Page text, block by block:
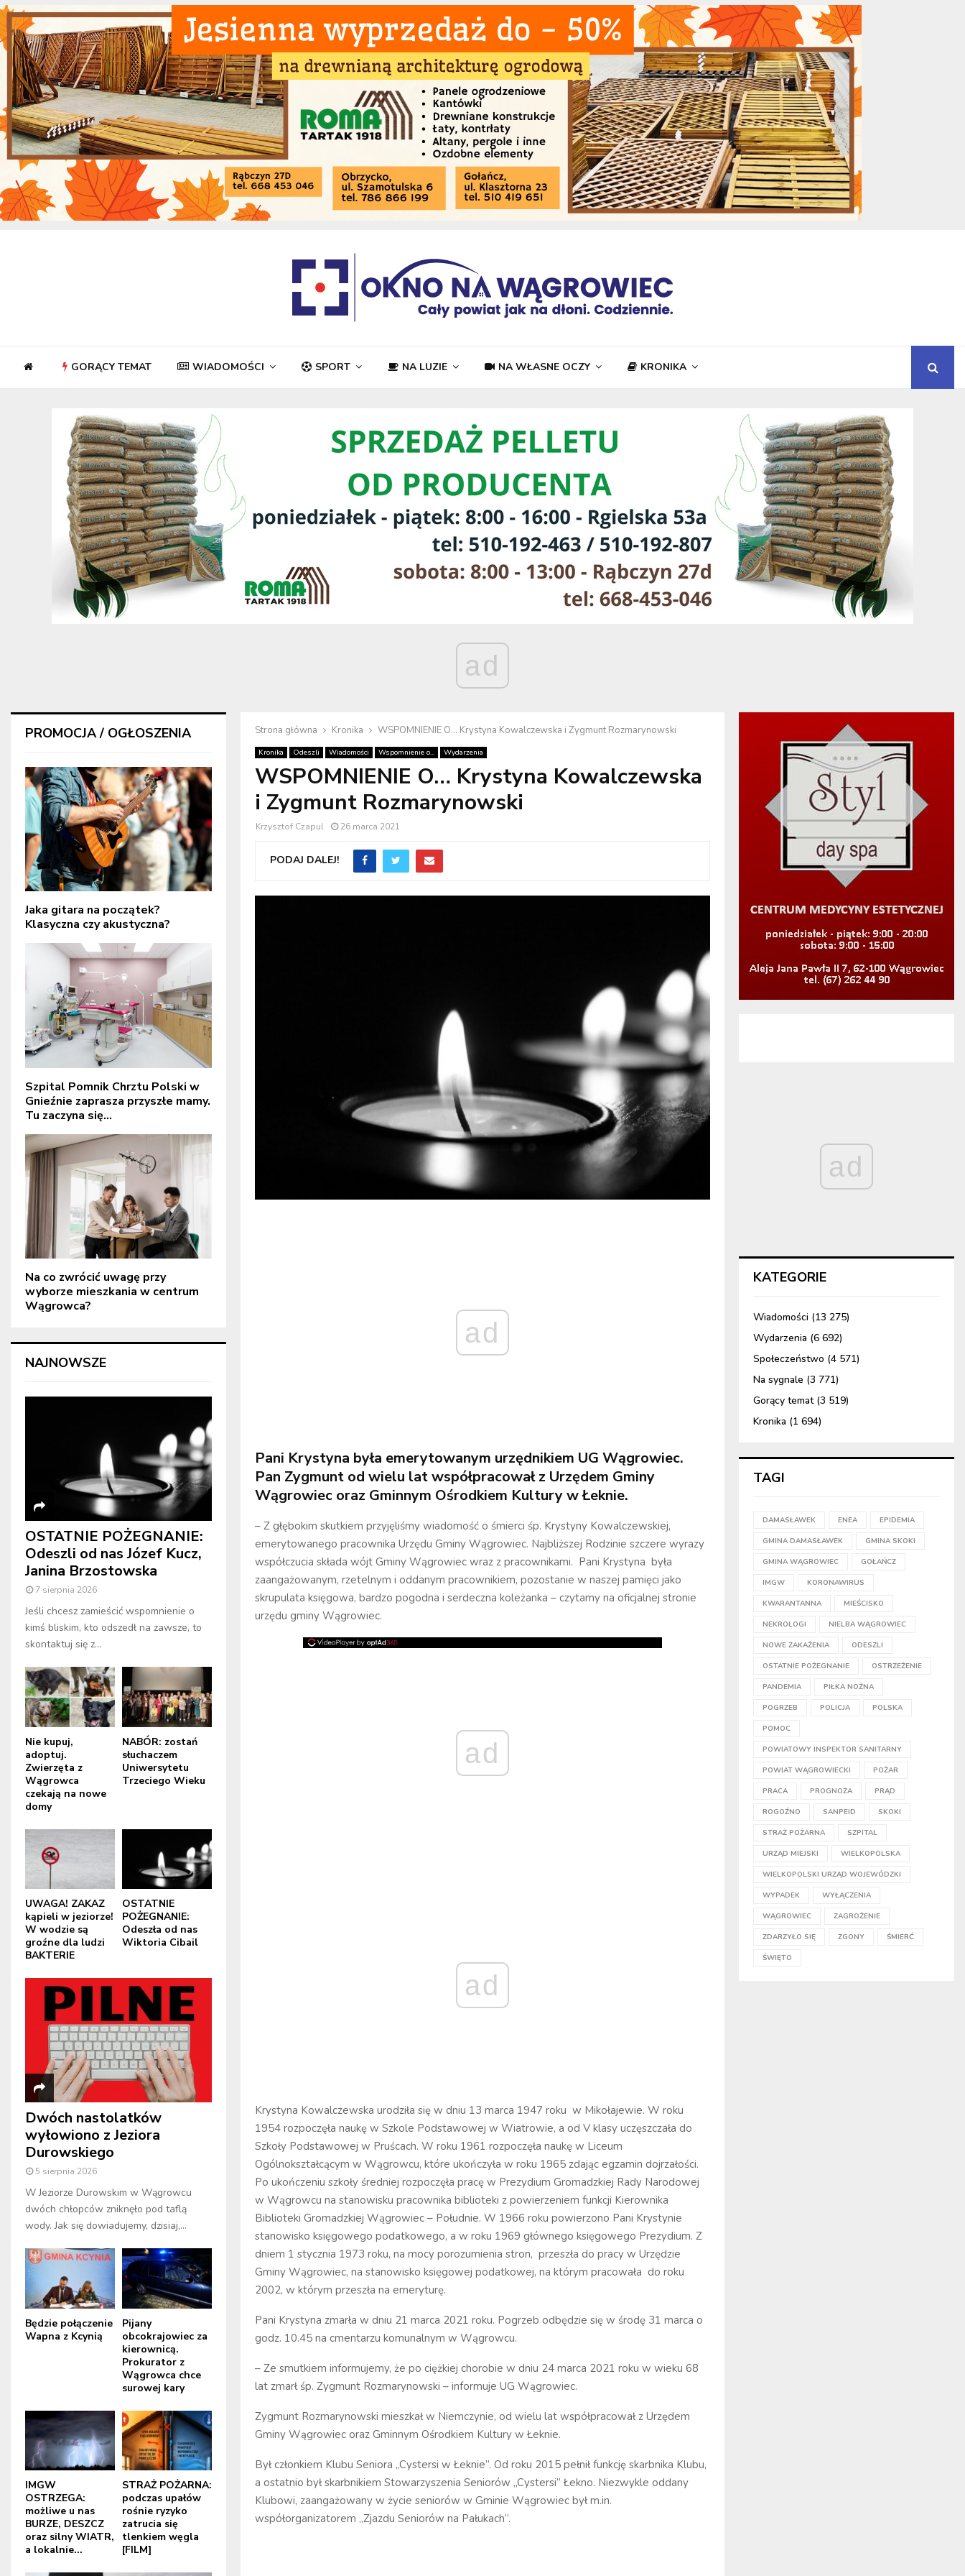
GORĄCY TEMAT WIADOMOŚCI SPORT NA LUZIE NA WŁASNE OCZY KRONIKA
ad
Strona główna Kronika WSPOMNIENIE O… Krystyna Kowalczewska i Zygmunt Rozmarynowski
Kronika Odeszli Wiadomości Wspomnienie o... Wydarzenia
WSPOMNIENIE O… Krystyna Kowalczewska
i Zygmunt Rozmarynowski
Krzysztof Czapul 26 marca 2021
PODAJ DALEJ!
ad
Pani Krystyna była emerytowanym urzędnikiem UG Wągrowiec.
Pan Zygmunt od wielu lat współpracował z Urzędem Gminy
Wągrowiec oraz Gminnym Ośrodkiem Kultury w Łeknie.
– Z głębokim skutkiem przyjęliśmy wiadomość o śmierci śp. Krystyny Kowalczewskiej,
emerytowanego pracownika Urzędu Gminy Wągrowiec. Najbliższej Rodzinie szczere wyrazy
współczucia składa wójt Gminy Wągrowiec wraz z pracownikami. Pani Krystyna była
zaangażowanym, rzetelnym i oddanym pracownikiem, pozostanie w naszej pamięci jako
skrupulata księgowa, bardzo pogodna i serdeczna koleżanka – czytamy na oficjalnej stronie
urzędu gminy Wągrowiec.
ad
ad
Krystyna Kowalczewska urodziła się w dniu 13 marca 1947 roku w Mikołajewie. W roku
1954 rozpoczęła naukę w Szkole Podstawowej w Wiatrowie, a od V klasy uczęszczała do
Szkoły Podstawowej w Pruścach. W roku 1961 rozpoczęła naukę w Liceum
Ogólnokształcącym w Wągrowcu, które ukończyła w roku 1965 zdając egzamin dojrzałości.
Po ukończeniu szkoły średniej rozpoczęła pracę w Prezydium Gromadzkiej Rady Narodowej
w Wągrowcu na stanowisku pracownika biblioteki z powierzeniem funkcji Kierownika
Biblioteki Gromadzkiej Wągrowiec – Południe. W 1966 roku powierzono Pani Krystynie
stanowisko księgowego podatkowego, a w roku 1969 głównego księgowego Prezydium. Z
dniem 1 stycznia 1973 roku, na mocy porozumienia stron, przeszła do pracy w Urzędzie
Gminy Wągrowiec, na stanowisko księgowej podatkowej, na którym pracowała do roku
2002, w którym przeszła na emeryturę.
Pani Krystyna zmarła w dniu 21 marca 2021 roku. Pogrzeb odbędzie się w środę 31 marca o
godz. 10.45 na cmentarzu komunalnym w Wągrowcu.
– Ze smutkiem informujemy, że po ciężkiej chorobie w dniu 24 marca 2021 roku w wieku 68
lat zmarł śp. Zygmunt Rozmarynowski – informuje UG Wągrowiec.
Zygmunt Rozmarynowski mieszkał w Niemczynie, od wielu lat współpracował z Urzędem
Gminy Wągrowiec oraz Gminnym Ośrodkiem Kultury w Łeknie.
Był członkiem Klubu Seniora „Cystersi w Łeknie”. Od roku 2015 pełnił funkcję skarbnika Klubu,
a ostatnio był skarbnikiem Stowarzyszenia Seniorów „Cystersi” Łekno. Niezwykle oddany
Klubowi, zaangażowany w życie seniorów w Gminie Wągrowiec był m.in.
współorganizatorem „Zjazdu Seniorów na Pałukach”.
PROMOCJA / OGŁOSZENIA
Jaka gitara na początek?
Klasyczna czy akustyczna?
Szpital Pomnik Chrztu Polski w
Gnieźnie zaprasza przyszłe mamy.
Tu zaczyna się...
Na co zwrócić uwagę przy
wyborze mieszkania w centrum
Wągrowca?
NAJNOWSZE
OSTATNIE POŻEGNANIE:
Odeszli od nas Józef Kucz,
Janina Brzostowska
7 sierpnia 2026
Jeśli chcesz zamieścić wspomnienie o
kimś bliskim, kto odszedł na zawsze, to
skontaktuj się z...
Nie kupuj,
adoptuj.
Zwierzęta z
Wągrowca
czekają na nowe
domy
NABÓR: zostań
słuchaczem
Uniwersytetu
Trzeciego Wieku
UWAGA! ZAKAZ
kąpieli w jeziorze!
W wodzie są
groźne dla ludzi
BAKTERIE
OSTATNIE
POŻEGNANIE:
Odeszła od nas
Wiktoria Cibail
Dwóch nastolatków
wyłowiono z Jeziora
Durowskiego
5 sierpnia 2026
W Jeziorze Durowskim w Wągrowcu
dwóch chłopców zniknęło pod taflą
wody. Jak się dowiadujemy, dzisiaj,...
Będzie połączenie
Wapna z Kcynią
Pijany
obcokrajowiec za
kierownicą.
Prokurator z
Wągrowca chce
surowej kary
IMGW
OSTRZEGA:
możliwe u nas
BURZE, DESZCZ
oraz silny WIATR,
a lokalnie...
STRAŻ POŻARNA:
podczas upałów
rośnie ryzyko
zatrucia się
tlenkiem węgla
[FILM]
ad
KATEGORIE
Wiadomości (13 275)
Wydarzenia (6 692)
Społeczeństwo (4 571)
Na sygnale (3 771)
Gorący temat(3 519)
Kronika (1 694)
TAGI
DAMASŁAWEK ENEA EPIDEMIA
GMINA DAMASŁAWEK GMINA SKOKI
GMINA WĄGROWIEC GOŁAŃCZ
IMGW KORONAWIRUS
KWARANTANNA MIEŚCISKO
NEKROLOGI NIELBA WĄGROWIEC
NOWE ZAKAŻENIA ODESZLI
OSTATNIE POŻEGNANIE OSTRZEŻENIE
PANDEMIA PIŁKA NOŻNA
POGRZEB POLICJA POLSKA
POMOC
POWIATOWY INSPEKTOR SANITARNY
POWIAT WĄGROWIECKI POŻAR
PRACA PROGNOZA PRĄD
ROGOŹNO SANPEID SKOKI
STRAŻ POŻARNA SZPITAL
URZĄD MIEJSKI WIELKOPOLSKA
WIELKOPOLSKI URZĄD WOJEWÓDZKI
WYPADEK WYŁĄCZENIA
WĄGROWIEC ZAGROŻENIE
ZDARZYŁO SIĘ ZGONY ŚMIERĆ
ŚWIĘTO